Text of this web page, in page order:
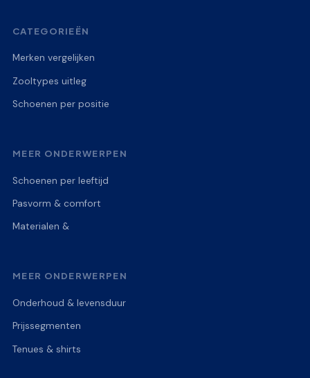
CATEGORIEËN
Merken vergelijken
Zooltypes uitleg
Schoenen per positie
MEER ONDERWERPEN
Schoenen per leeftijd
Pasvorm & comfort
Materialen &
MEER ONDERWERPEN
Onderhoud & levensduur
Prijssegmenten
Tenues & shirts